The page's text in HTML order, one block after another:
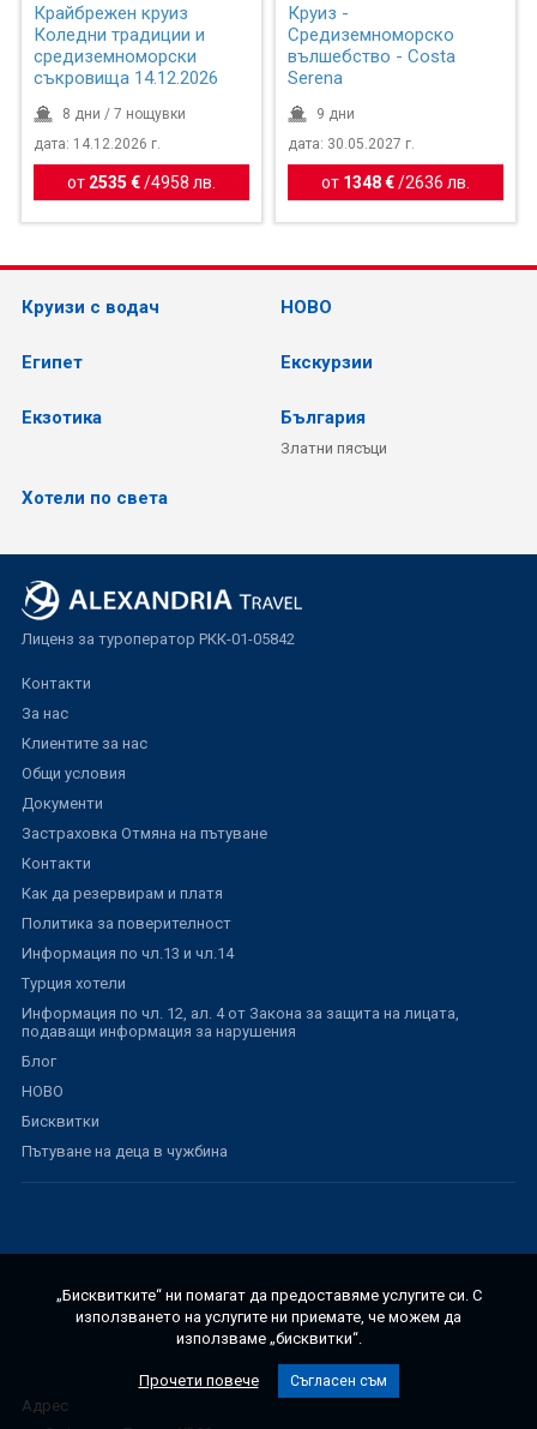
Крайбрежен круиз
Коледни традиции и
средиземноморски
съкровища 14.12.2026
8 дни / 7 нощувки
дата: 14.12.2026 г.
от 2535 € /4958 лв.
Круиз -
Средиземноморско
вълшебство - Costa
Serena
9 дни
дата: 30.05.2027 г.
от 1348 €/2636 лв.
Круизи с водач НОВО
Египет Екскурзии
Екзотика България
Златни пясъци
Хотели по света
Лиценз за туроператор РКК-01-05842
Контакти
За нас
Клиентите за нас
Общи условия
Документи
Застраховка Отмяна на пътуване
Контакти
Как да резервирам и платя
Политика за поверителност
Информация по чл.13 и чл.14
Турция хотели
Информация по чл. 12, ал. 4 от Закона за защита на лицата,
подаващи информация за нарушения
Блог
НОВО
Бисквитки
Пътуване на деца в чужбина
Адрес
„Бисквитките“ ни помагат да предоставяме услугите си. С
използването на услугите ни приемате, че можем да
използваме „бисквитки“.
Прочети повече Съгласен съм